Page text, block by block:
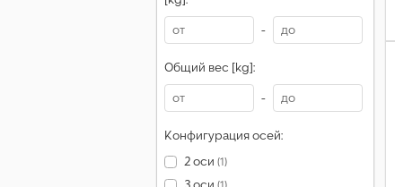
-
Общий вес [kg]:
-
Конфигурация осей:
2 оси (1)